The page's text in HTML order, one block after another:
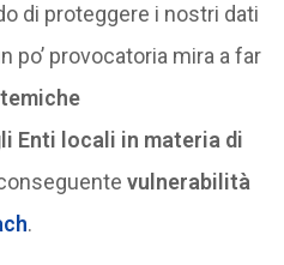
di proteggere i nostri dati
po’ provocatoria mira a far
Enti locali in materia di
vulnerabilità
.